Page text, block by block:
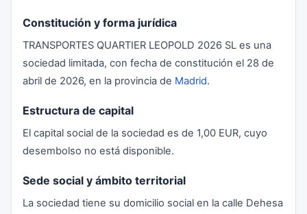
Constitución y forma jurídica
TRANSPORTES QUARTIER LEOPOLD 2026 SL es una
sociedad limitada, con fecha de constitución el 28 de
abril de 2026, en la provincia de Madrid.
Estructura de capital
El capital social de la sociedad es de 1,00 EUR, cuyo
desembolso no está disponible.
Sede social y ámbito territorial
La sociedad tiene su domicilio social en la calle Dehesa